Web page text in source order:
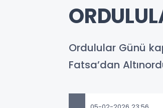
Ordulular Günü
Fatsa’dan